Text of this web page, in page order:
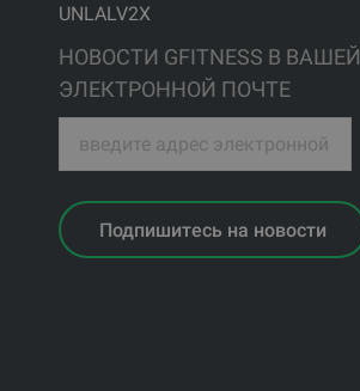
UNLALV2X
НОВОСТИ GFITNESS В ВАШЕЙ
ЭЛЕКТРОННОЙ ПОЧТЕ
Подпишитесь на новости